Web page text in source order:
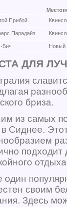
Прибой
Парадайз
Бич Новый
ДЛЯ
бриза.
из самых
Сиднее.
один
своим
Здесь